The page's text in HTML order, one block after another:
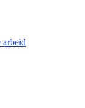
arbeid